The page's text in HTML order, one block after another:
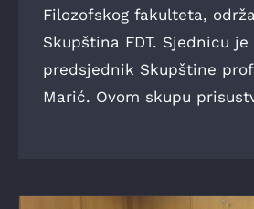
Filozofskog fakulteta,
Skupština FDT. Sjednicu je
predsjednik Skupštine
Marić. Ovom skupu